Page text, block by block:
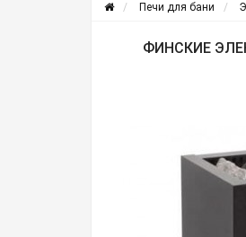
Печи для бани
ФИНСКИЕ